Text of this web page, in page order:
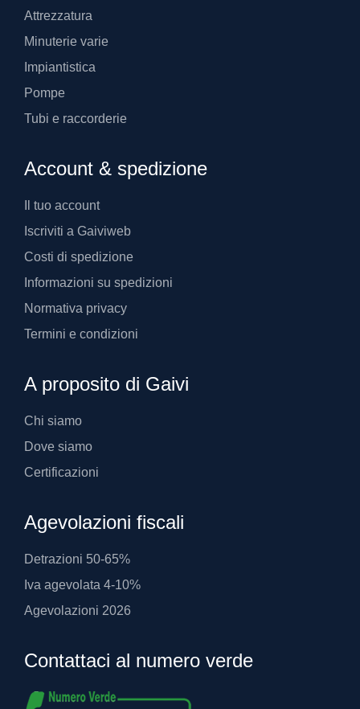
Attrezzatura
Minuterie varie
Impiantistica
Pompe
Tubi e raccorderie
Account & spedizione
Il tuo account
Iscriviti a Gaiviweb
Costi di spedizione
Informazioni su spedizioni
Normativa privacy
Termini e condizioni
A proposito di Gaivi
Chi siamo
Dove siamo
Certificazioni
Agevolazioni fiscali
Detrazioni 50-65%
Iva agevolata 4-10%
Agevolazioni 2026
Contattaci al numero verde